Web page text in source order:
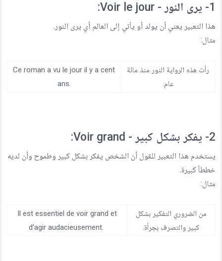
1- يرى النور - Voir le jour:
هذا التعبير يعني أن يولد أو يأتي إلى العالم أي يرى النور.
مثال:
رأت هذه الرواية النور منذ مائة
عام.
Ce roman a vu le jour il y a cent
ans.
2- يفكر بشكل كبير - Voir grand:
يستخدم هذا التعبير للقول أن الشخص يفكر بشكل كبير وطموح وأن لديه
خططاً كبيرة.
مثال:
من الضروري التفكير بشكل
كبير والتصرف بجرأة.
Il est essentiel de voir grand et
d'agir audacieusement.